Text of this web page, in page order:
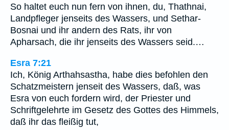
So haltet euch nun fern von ihnen, du, Thathnai,
Landpfleger jenseits des Wassers, und Sethar-
Bosnai und ihr andern des Rats, ihr von
Apharsach, die ihr jenseits des Wassers seid.…
Esra 7:21
Ich, König Arthahsastha, habe dies befohlen den
Schatzmeistern jenseit des Wassers, daß, was
Esra von euch fordern wird, der Priester und
Schriftgelehrte im Gesetz des Gottes des Himmels,
daß ihr das fleißig tut,